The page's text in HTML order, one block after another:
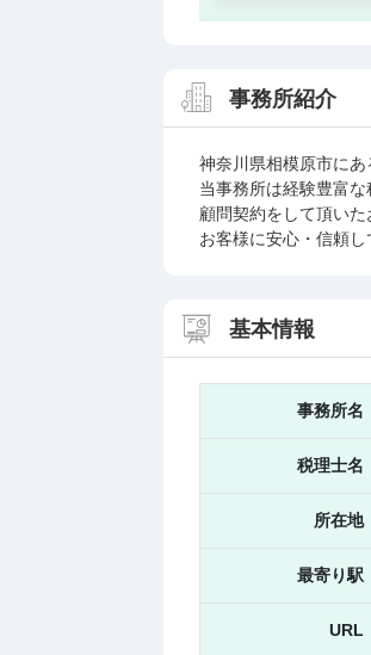
事務所紹介
神奈川県相模原市にあ
当事務所は経験豊富な
顧問契約をして頂い
お客様に安心・信頼
基本情報
事務所名
税理士名
所在地
最寄り駅
URL